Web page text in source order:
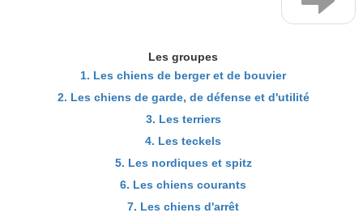
Les groupes
1. Les chiens de berger et de bouvier
2. Les chiens de garde, de défense et d'utilité
3. Les terriers
4. Les teckels
5. Les nordiques et spitz
6. Les chiens courants
7. Les chiens d'arrêt